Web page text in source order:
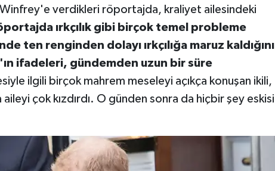
verdikleri röportajda, kraliyet ailesindeki
ırkçılık gibi birçok temel probleme
ten renginden dolayı ırkçılığa maruz kaldığını
ifadeleri, gündemden uzun bir süre
ilgili birçok mahrem meseleyi açıkça konuşan ikili,
çok kızdırdı. O günden sonra da hiçbir şey eskisi